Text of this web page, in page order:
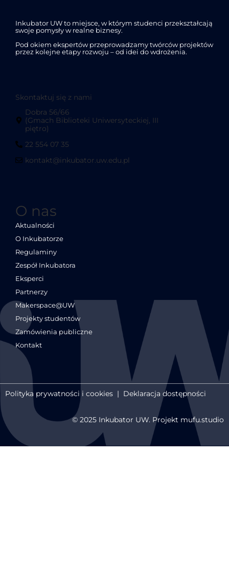
Inkubator UW to miejsce, w którym studenci przekształcają
swoje pomysły w realne biznesy.
Pod okiem ekspertów przeprowadzamy twórców projektów
przez kolejne etapy rozwoju – od idei do wdrożenia.
Skontaktuj się z nami
Dobra 56/66
(Gmach Biblioteki Uniwersyteckiej, III
piętro)
22 554 07 35
kontakt@inkubator.uw.edu.pl
O nas
Aktualności
O Inkubatorze
Regulaminy
Zespół Inkubatora
Eksperci
Partnerzy
Makerspace@UW
Projekty studentów
Zamówienia publiczne
Kontakt
Polityka prywatności i cookies | Deklaracja dostępności
© 2025 Inkubator UW. Projekt mufu.studio